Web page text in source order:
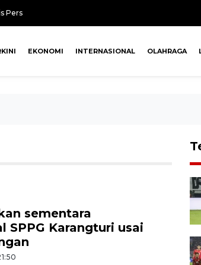
Pers
EKONOMI INTERNASIONAL OLAHRAGA
sementara
SPPG Karangturi usai